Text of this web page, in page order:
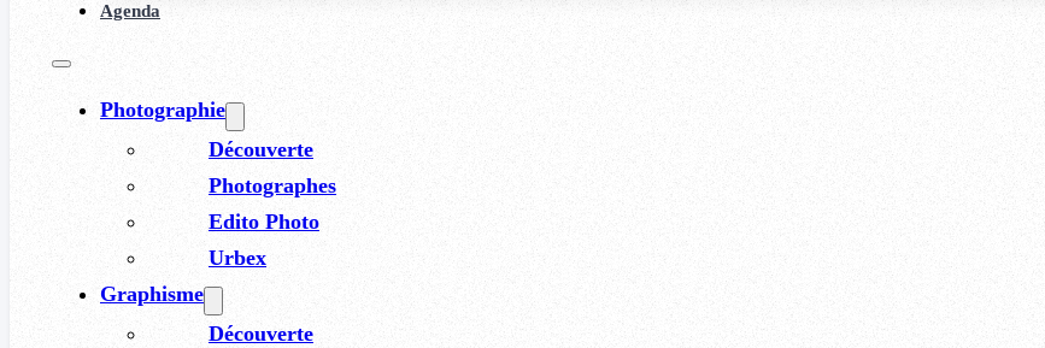
Agenda
Photographie
Découverte
Photographes
Edito Photo
Urbex
Graphisme
Découverte